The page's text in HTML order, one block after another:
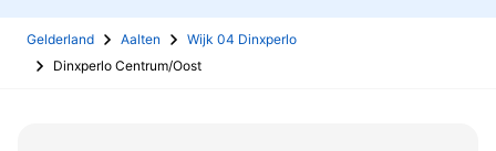
Gelderland Aalten
Wijk 04 Dinxperlo
Dinxperlo Centrum/Oost